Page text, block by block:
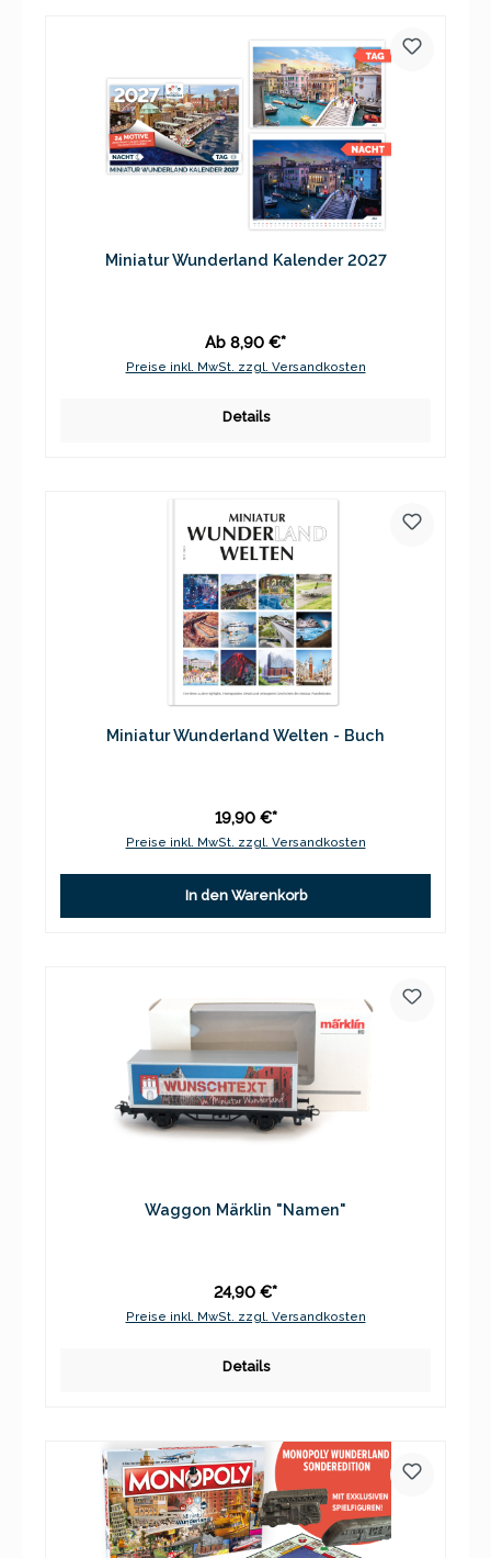
Miniatur Wunderland Kalender 2027
Ab 8,90 €*
Preise inkl. MwSt. zzgl. Versandkosten
Details
Miniatur Wunderland Welten - Buch
19,90 €*
Preise inkl. MwSt. zzgl. Versandkosten
In den Warenkorb
Waggon Märklin "Namen"
24,90 €*
Preise inkl. MwSt. zzgl. Versandkosten
Details